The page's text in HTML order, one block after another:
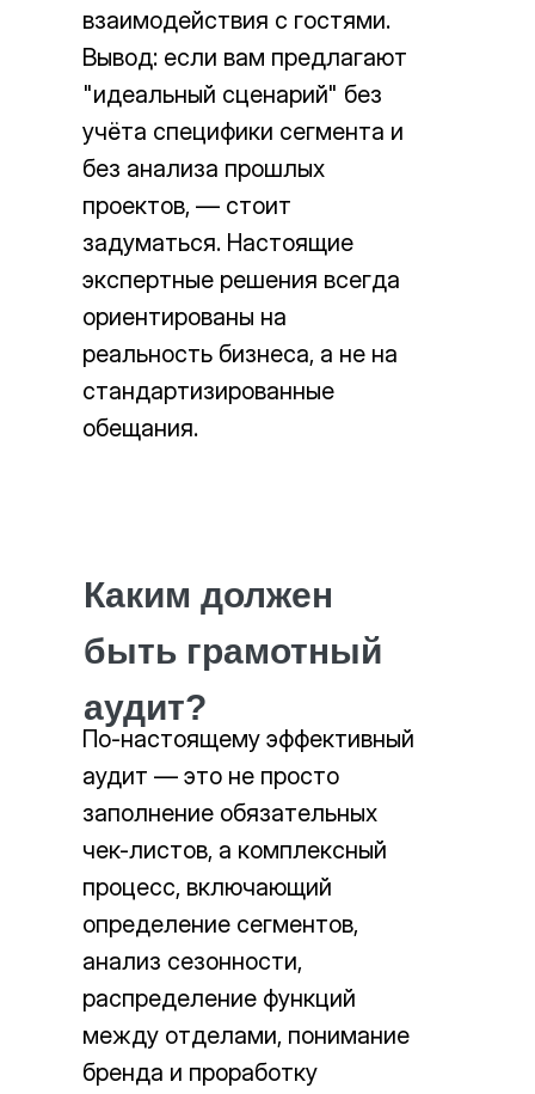
Каким должен
быть грамотный
аудит?
По-настоящему эффективный
аудит — это не просто
заполнение обязательных
чек-листов, а комплексный
процесс, включающий
определение сегментов,
анализ сезонности,
распределение функций
между отделами, понимание
бренда и проработку
взаимодействия с гостями.
Вывод: если вам предлагают
"идеальный сценарий" без
учёта специфики сегмента и
без анализа прошлых
проектов, — стоит
задуматься. Настоящие
экспертные решения всегда
ориентированы на
реальность бизнеса, а не на
стандартизированные
обещания.